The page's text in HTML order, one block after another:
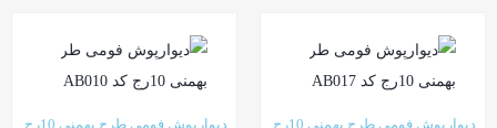
دیوارپوش فومی طرح بهمنی 10رج
دیوارپوش فومی طرح بهمنی 10رج